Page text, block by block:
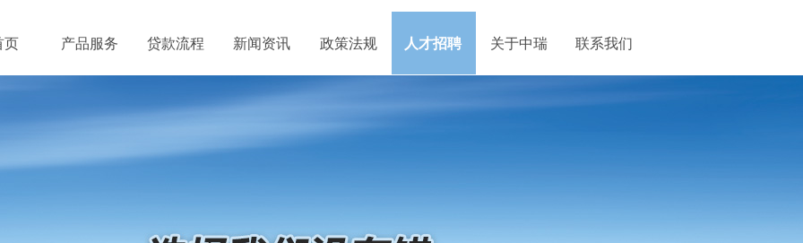
页 产品服务 贷款流程 新闻资讯 政策法规 人才招聘 关于中瑞 联系我们
政策法规